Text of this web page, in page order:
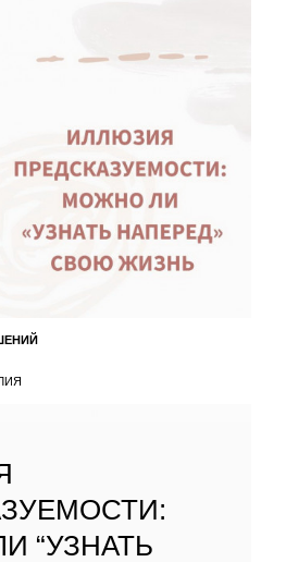
“УЗНАТЬ